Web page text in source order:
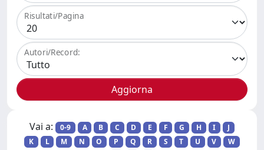
Risultati/Pagina
Autori/Record:
Vai a: 0-9 A B C D E F G H I
J
K
L M N O P Q R S T U V
W